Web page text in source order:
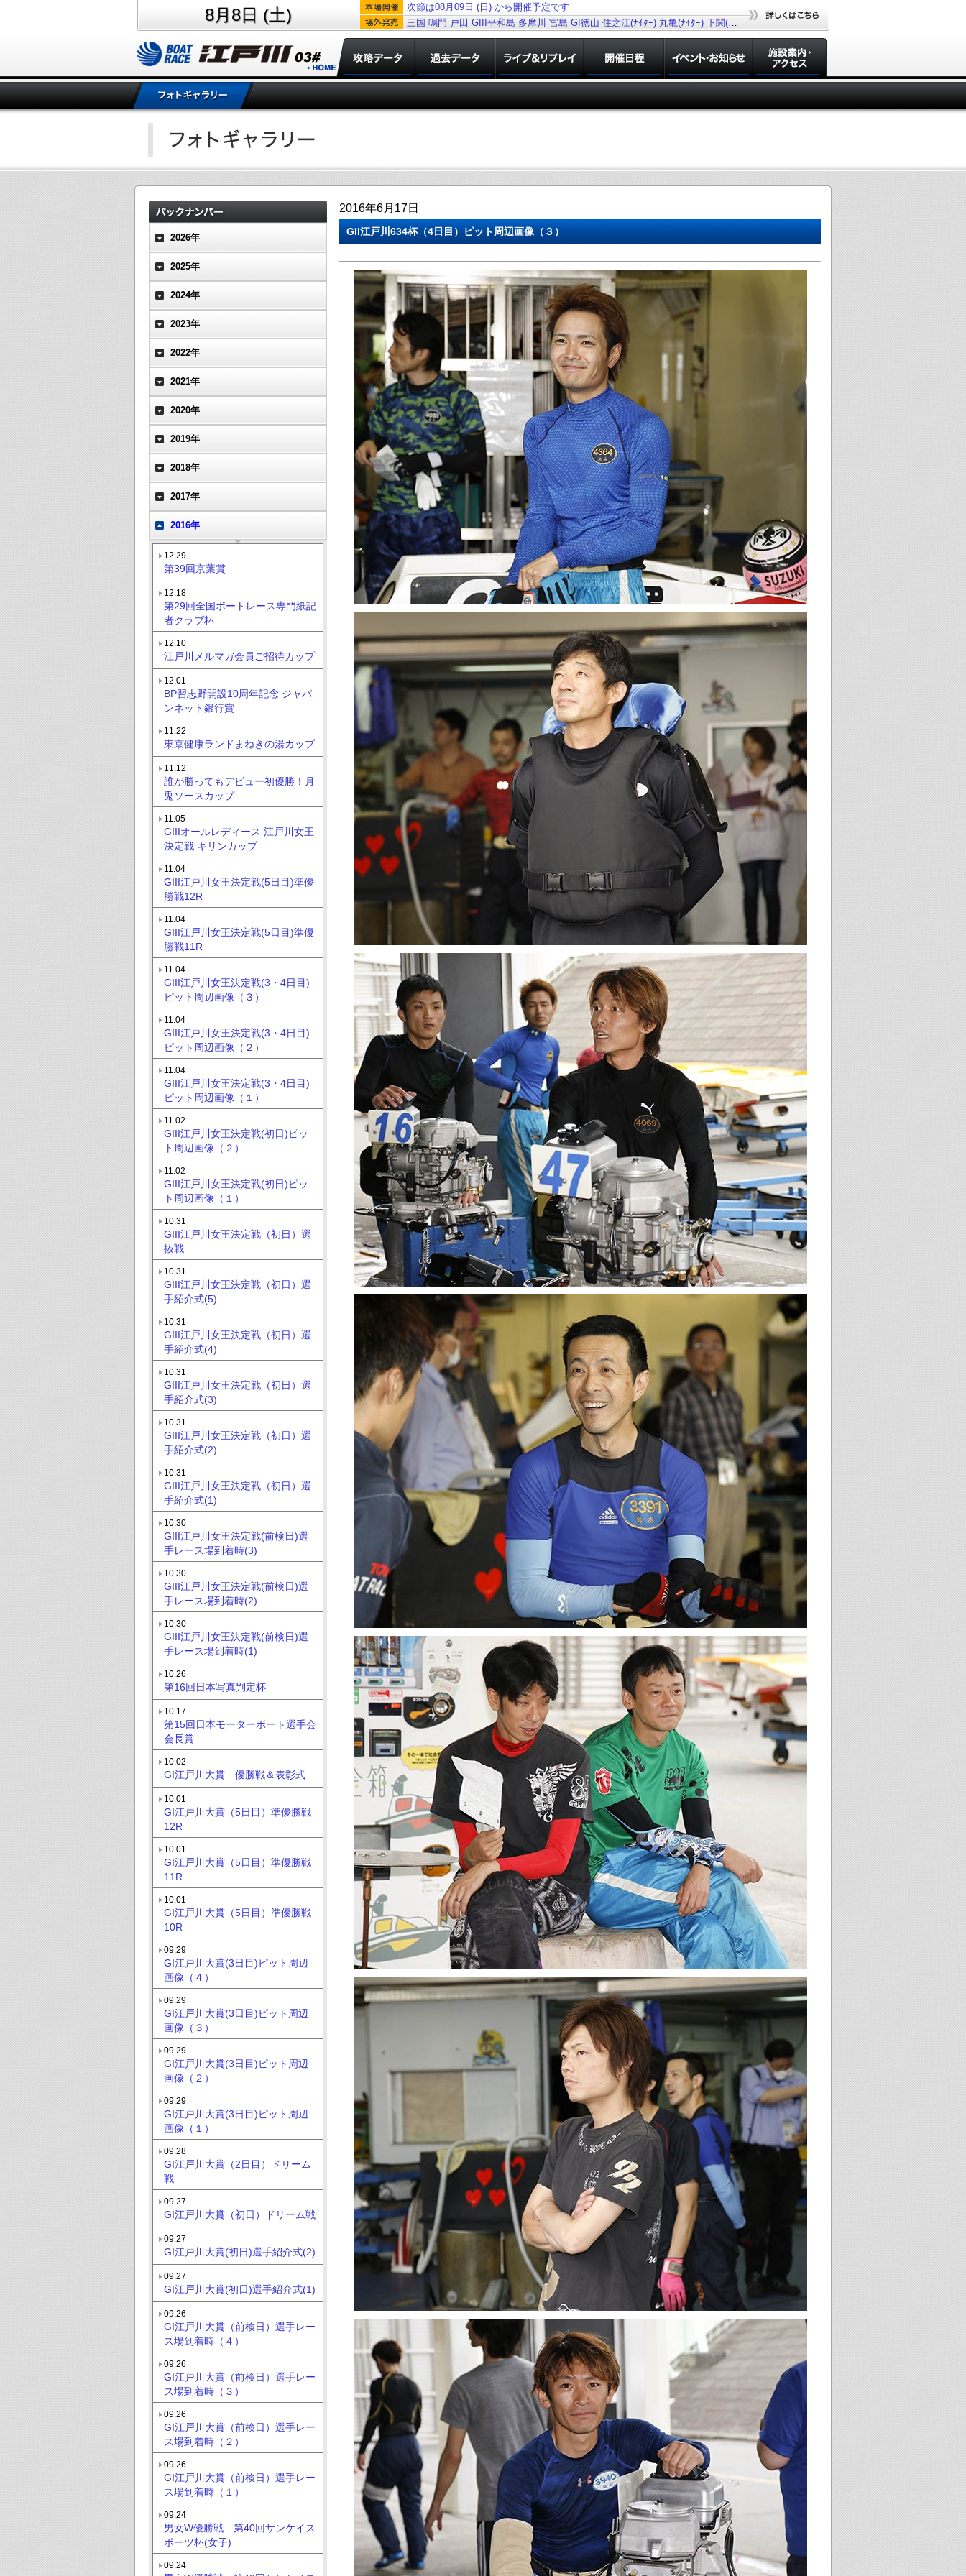
8月8日 (土)
次節は08月09日 (日) から開催予定です
三国 鳴門 戸田 GIII平和島 多摩川 宮島 GI徳山 住之江(ﾅｲﾀｰ) 丸亀(ﾅｲﾀｰ) 下関(ﾅｲﾀｰ) 若松(ﾅｲﾀｰ)
2026年
2025年
2024年
2023年
2022年
2021年
2020年
2019年
2018年
2017年
2016年
12.29
第39回京葉賞
12.18
第29回全国ボートレース専門紙記
者クラブ杯
12.10
江戸川メルマガ会員ご招待カップ
12.01
BP習志野開設10周年記念 ジャパ
ンネット銀行賞
11.22
東京健康ランドまねきの湯カップ
11.12
誰が勝ってもデビュー初優勝！月
兎ソースカップ
11.05
GIIIオールレディース 江戸川女王
決定戦 キリンカップ
11.04
GIII江戸川女王決定戦(5日目)準優
勝戦12R
11.04
GIII江戸川女王決定戦(5日目)準優
勝戦11R
11.04
GIII江戸川女王決定戦(3・4日目)
ピット周辺画像（３）
11.04
GIII江戸川女王決定戦(3・4日目)
ピット周辺画像（２）
11.04
GIII江戸川女王決定戦(3・4日目)
ピット周辺画像（１）
11.02
GIII江戸川女王決定戦(初日)ピッ
ト周辺画像（２）
11.02
GIII江戸川女王決定戦(初日)ピッ
ト周辺画像（１）
10.31
GIII江戸川女王決定戦（初日）選
抜戦
10.31
GIII江戸川女王決定戦（初日）選
手紹介式(5)
10.31
GIII江戸川女王決定戦（初日）選
手紹介式(4)
10.31
GIII江戸川女王決定戦（初日）選
手紹介式(3)
10.31
GIII江戸川女王決定戦（初日）選
手紹介式(2)
10.31
GIII江戸川女王決定戦（初日）選
手紹介式(1)
10.30
GIII江戸川女王決定戦(前検日)選
手レース場到着時(3)
10.30
GIII江戸川女王決定戦(前検日)選
手レース場到着時(2)
10.30
GIII江戸川女王決定戦(前検日)選
手レース場到着時(1)
10.26
第16回日本写真判定杯
10.17
第15回日本モーターボート選手会
会長賞
10.02
GI江戸川大賞 優勝戦＆表彰式
10.01
GI江戸川大賞（5日目）準優勝戦
12R
10.01
GI江戸川大賞（5日目）準優勝戦
11R
10.01
GI江戸川大賞（5日目）準優勝戦
10R
09.29
GI江戸川大賞(3日目)ピット周辺
画像（４）
09.29
GI江戸川大賞(3日目)ピット周辺
画像（３）
09.29
GI江戸川大賞(3日目)ピット周辺
画像（２）
09.29
GI江戸川大賞(3日目)ピット周辺
画像（１）
09.28
GI江戸川大賞（2日目）ドリーム
戦
09.27
GI江戸川大賞（初日）ドリーム戦
09.27
GI江戸川大賞(初日)選手紹介式(2)
09.27
GI江戸川大賞(初日)選手紹介式(1)
09.26
GI江戸川大賞（前検日）選手レー
ス場到着時（４）
09.26
GI江戸川大賞（前検日）選手レー
ス場到着時（３）
09.26
GI江戸川大賞（前検日）選手レー
ス場到着時（２）
09.26
GI江戸川大賞（前検日）選手レー
ス場到着時（１）
09.24
男女W優勝戦 第40回サンケイス
ポーツ杯(女子)
09.24
2016年6月17日
GII江戸川634杯（4日目）ピット周辺画像（３）